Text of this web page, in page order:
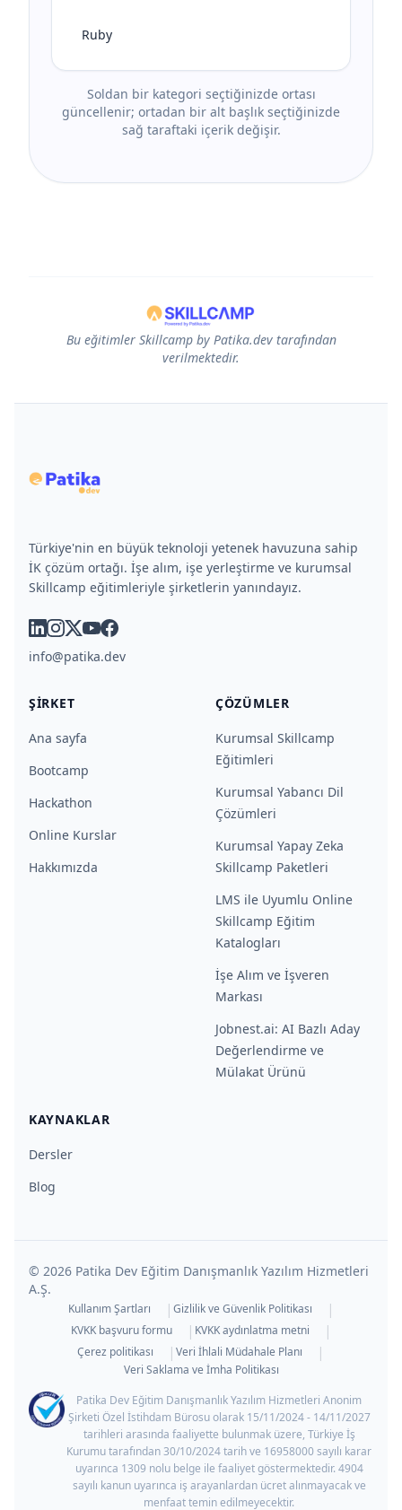
Ruby
Soldan bir kategori seçtiğinizde ortası
güncellenir; ortadan bir alt başlık seçtiğinizde
sağ taraftaki içerik değişir.
Bu eğitimler Skillcamp by Patika.dev tarafından
verilmektedir.
Türkiye'nin en büyük teknoloji yetenek havuzuna sahip
İK çözüm ortağı. İşe alım, işe yerleştirme ve kurumsal
Skillcamp eğitimleriyle şirketlerin yanındayız.
linkedin
instagram
x youtube
facebook
info@patika.dev
ŞIRKET
Ana sayfa
Bootcamp
Hackathon
Online Kurslar
Hakkımızda
ÇÖZÜMLER
Kurumsal Skillcamp
Eğitimleri
Kurumsal Yabancı Dil
Çözümleri
Kurumsal Yapay Zeka
Skillcamp Paketleri
LMS ile Uyumlu Online
Skillcamp Eğitim
Katalogları
İşe Alım ve İşveren
Markası
Jobnest.ai: AI Bazlı Aday
Değerlendirme ve
Mülakat Ürünü
KAYNAKLAR
Dersler
Blog
© 2026 Patika Dev Eğitim Danışmanlık Yazılım Hizmetleri
A.Ş.
Kullanım Şartları | Gizlilik ve Güvenlik Politikası |
KVKK başvuru formu | KVKK aydınlatma metni |
Çerez politikası | Veri İhlali Müdahale Planı |
Veri Saklama ve İmha Politikası
Patika Dev Eğitim Danışmanlık Yazılım Hizmetleri Anonim
Şirketi Özel İstihdam Bürosu olarak 15/11/2024 - 14/11/2027
tarihleri arasında faaliyette bulunmak üzere, Türkiye İş
Kurumu tarafından 30/10/2024 tarih ve 16958000 sayılı karar
uyarınca 1309 nolu belge ile faaliyet göstermektedir. 4904
sayılı kanun uyarınca iş arayanlardan ücret alınmayacak ve
menfaat temin edilmeyecektir.